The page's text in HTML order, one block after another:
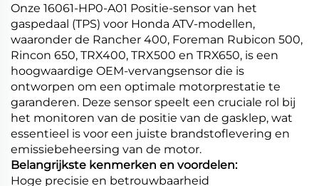
Onze 16061-HP0-A01 Positie-sensor van het
gaspedaal (TPS) voor Honda ATV-modellen,
waaronder de Rancher 400, Foreman Rubicon 500,
Rincon 650, TRX400, TRX500 en TRX650, is een
hoogwaardige OEM-vervangsensor die is
ontworpen om een optimale motorprestatie te
garanderen. Deze sensor speelt een cruciale rol bij
het monitoren van de positie van de gasklep, wat
essentieel is voor een juiste brandstoflevering en
emissiebeheersing van de motor.
Belangrijkste kenmerken en voordelen:
Hoge precisie en betrouwbaarheid